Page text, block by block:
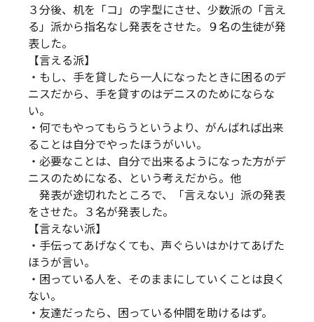
３分後、机を「コ」の字型にさせ、少数派の「言え
る」派から指名なし発表をさせた。９名の生徒が発
表した。
【言える派】
・もし、手を貸したら一人になったときに困るのデ
ニスだから、手を貸すのはデニスのためにならな
い。
・何でもやってもらうというより、がんばれば出来
ることは自分でやったほうがいい。
・必要なことは、自分で出来るようになった方がデ
ニスのためになる、という考えだから。他
発表が途切れたところで、「言えない」派の発表
をさせた。３名が発表した。
【言えない派】
・手伝ってあげなくても、声ぐらいはかけてあげた
ほうが言い。
・困っている人を、そのままにしていくことは良く
ない。
・友達だったら、困っている仲間を助けるはず。